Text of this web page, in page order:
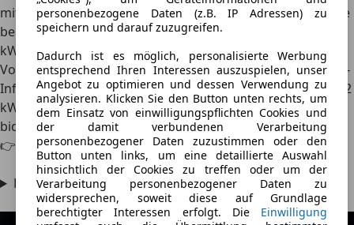
personenbezogene Daten (z.B. IP Adressen) zu
speichern und darauf zuzugreifen.
Dadurch ist es möglich, personalisierte Werbung
entsprechend Ihren Interessen auszuspielen, unser
Angebot zu optimieren und dessen Verwendung zu
analysieren. Klicken Sie den Button unten rechts, um
dem Einsatz von einwilligungspflichten Cookies und
der damit verbundenen Verarbeitung
personenbezogener Daten zuzustimmen oder den
Button unten links, um eine detaillierte Auswahl
hinsichtlich der Cookies zu treffen oder um der
Verarbeitung personenbezogener Daten zu
widersprechen, soweit diese auf Grundlage
berechtigter Interessen erfolgt. Die Einwilligung
mit 21 bis 22 Minuten angegeben - ähnlich schnell also wie
bei BMW und Mercedes, die Spitzenleistung liegt bei 270
kW.
Ein Vorteil der PPE-Plattform: das „Bankladen“ an 400-
Volt-Säulen, das konstante Ladezeiten auch ohne 800-Volt-
Infrastruktur erlaubt.Während auch derAudimit bis zu 22
kW an AC-Säulen Strom ziehen kann, wird aktuell keine
bidirektionale Ladefunktion angeboten.
👉 Die Batterie- & Ladetechnik im Überblick:
Klicke hier, um die Tabelle anzuzeigen